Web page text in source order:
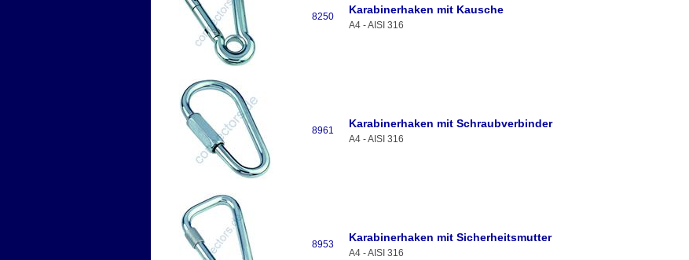
8250
Karabinerhaken mit Kausche
A4 - AISI 316
8961
Karabinerhaken mit Schraubverbinder
A4 - AISI 316
8953
Karabinerhaken mit Sicherheitsmutter
A4 - AISI 316